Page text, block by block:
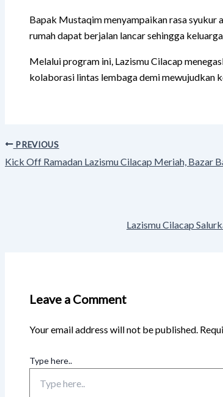
Bapak Mustaqim menyampaikan rasa syukur
rumah dapat berjalan lancar sehingga
Melalui program ini, Lazismu Cilacap
kolaborasi lintas lembaga demi mewujudkan
PREVIOUS
Kick Off Ramadan Lazismu Cilacap Meriah, Bazar
Lazismu Cilacap
Leave a Comment
Your email address will not be published.
Type here..